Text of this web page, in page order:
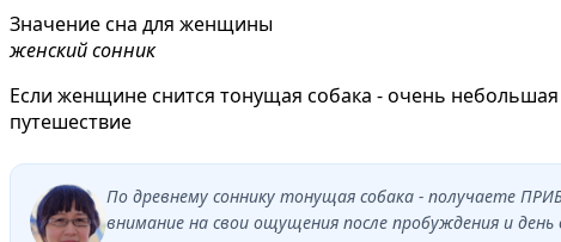
Значение сна для женщины
женский сонник
Если женщине снится тонущая собака - очень небольшая
путешествие
По древнему соннику тонущая собака - получаете
внимание на свои ощущения после пробуждения и день